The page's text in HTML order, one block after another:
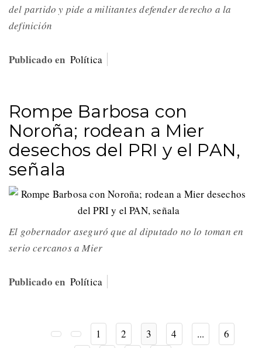
del partido y pide a militantes defender derecho a la
definición
Publicado en Política
Rompe Barbosa con
Noroña; rodean a Mier
desechos del PRI y el PAN,
señala
El gobernador aseguró que al diputado no lo toman en
serio cercanos a Mier
Publicado en Política
1 2 3 4 ...
6